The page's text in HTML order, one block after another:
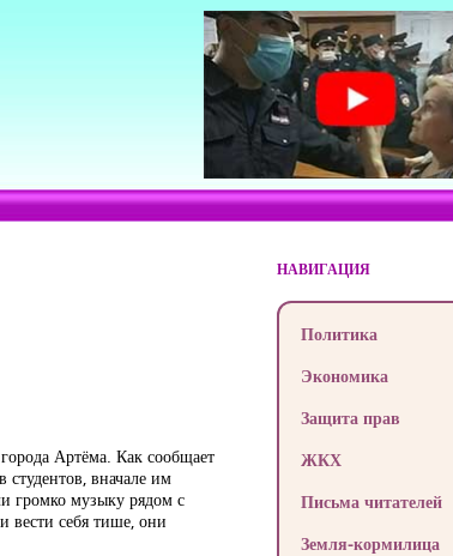
Артёма. Как сообщает
вначале им
громко музыку рядом с
себя тише, они
НАВИГАЦИЯ
Политика
Экономика
Защита прав
ЖКХ
Письма читателей
Земля-кормилица